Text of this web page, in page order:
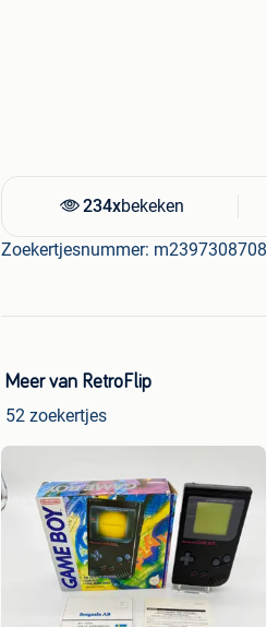
234xbekeken
Zoekertjesnummer: m2397308708
Meer van RetroFlip
52 zoekertjes